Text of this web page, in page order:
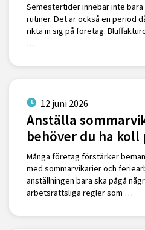
Semestertider innebär inte bara
rutiner. Det är också en period
rikta in sig på företag.
…
12 juni 2026
Anställa
behöver du ha koll
Många företag förstärker
med sommarvikarier och
anställningen bara ska pågå
arbetsrättsliga regler som …